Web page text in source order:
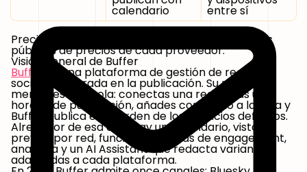
calendario
entre sí
Precios revisados en junio de 2026 en las páginas
públicas de precios de cada proveedor.
Visión general de Buffer
Buffer es una plataforma de gestión de redes
sociales centrada en la publicación. Su modelo
mental es una cola: conectas una red, creas un
horario de publicación, añades contenido a la cola y
Buffer publica en el orden de los espacios definidos.
Alrededor de esa cola hay un calendario, vistas
previas por red, funciones básicas de engagement,
analítica y un AI Assistant que redacta variantes
adaptadas a cada plataforma.